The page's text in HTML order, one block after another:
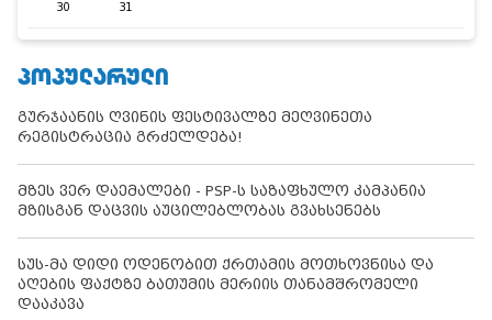
30
31
ᲞᲝᲞᲣᲚᲐᲠᲣᲚᲘ
გურჯაანის ღვინის ფესტივალზე მეღვინეთა
რეგისტრაცია გრძელდება!
მზეს ვერ დაემალები - PSP-ს საზაფხულო კამპანია
მზისგან დაცვის აუცილებლობას გვახსენებს
სუს-მა დიდი ოდენობით ქრთამის მოთხოვნისა და
აღების ფაქტზე ბათუმის მერიის თანამშრომელი
დააკავა